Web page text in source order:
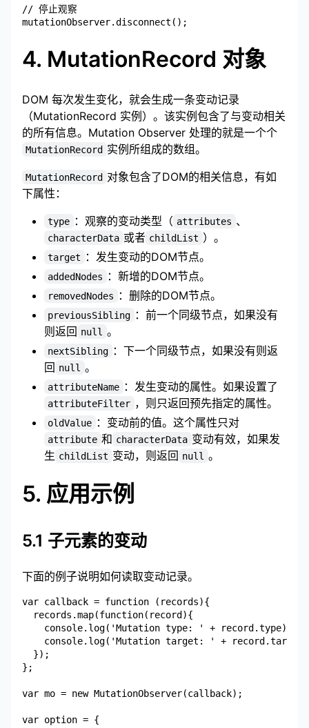
// 停止观察
4. MutationRecord 对象
DOM 每次发生变化，就会生成一条变动记录
（MutationRecord 实例）。该实例包含了与变动相关
的所有信息。Mutation Observer 处理的就是一个个
MutationRecord 实例所组成的数组。
MutationRecord 对象包含了DOM的相关信息，有如
下属性：
type ：观察的变动类型（ attributes 、
characterData 或者 childList ）。
target ：发生变动的DOM节点。
addedNodes ：新增的DOM节点。
removedNodes ：删除的DOM节点。
previousSibling ：前一个同级节点，如果没有
则返回 null 。
nextSibling ：下一个同级节点，如果没有则返
回 null 。
attributeName ：发生变动的属性。如果设置了
attributeFilter ，则只返回预先指定的属性。
oldValue ：变动前的值。这个属性只对
attribute 和 characterData 变动有效，如果发
生 childList 变动，则返回 null 。
5. 应用示例
5.1 子元素的变动
下面的例子说明如何读取变动记录。
var callback = function (records){
  records.map(function(record){
    console.log('Mutation type: ' + record.type);
console.log('Mutation target: ' +
  });
};
var mo = new MutationObserver(callback);
var option = {